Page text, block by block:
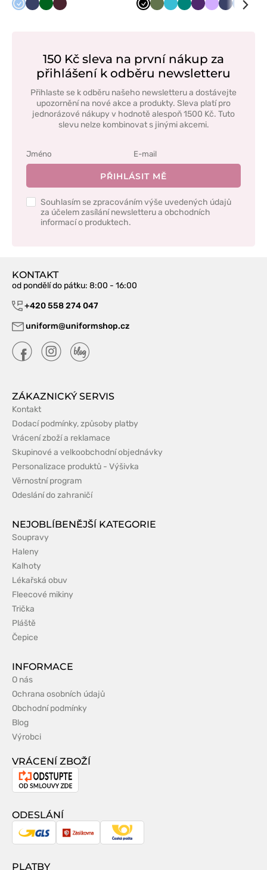
ModráNámořnická
TmavěBurgundová ČernáOlivkováMořskyZelenáLilkovýLevandulová
150 Kč sleva na první nákup za
přihlášení k odběru newsletteru
Přihlaste se k odběru našeho newsletteru a dostávejte
upozornění na nové akce a produkty. Sleva platí pro
jednorázové nákupy v hodnotě alespoň 1500 Kč. Tuto
slevu nelze kombinovat s jinými akcemi.
PŘIHLÁSIT MĚ
Souhlasím se zpracováním výše uvedených údajů
za účelem zasílání newsletteru a obchodních
informací o produktech.
KONTAKT
od pondělí do pátku: 8:00 - 16:00
+420 558 274 047
uniform@uniformshop.cz
ZÁKAZNICKÝ SERVIS
Kontakt
Dodací podmínky, způsoby platby
Vrácení zboží a reklamace
Skupinové a velkoobchodní objednávky
Personalizace produktů - Výšivka
Věrnostní program
Odeslání do zahraničí
NEJOBLÍBENĚJŠÍ KATEGORIE
Soupravy
Haleny
Kalhoty
Lékařská obuv
Fleecové mikiny
Trička
Pláště
Čepice
INFORMACE
O nás
Ochrana osobních údajů
Obchodní podmínky
Blog
Výrobci
VRÁCENÍ ZBOŽÍ
Odstoupení
smlouvy
ODESLÁNÍ
GLS ZásilkovnaČeská
PLATBY